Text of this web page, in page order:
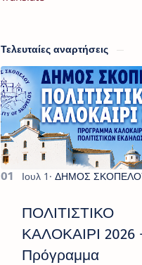
Τελευταίες αναρτήσεις
ΠΟΛΙΤΙΣΤΙΚΟ
ΚΑΛΟΚΑΙΡΙ 2026
Πρόγραμμα